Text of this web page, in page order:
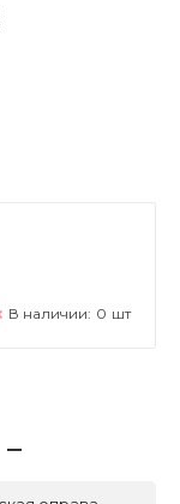
В наличии: 0 шт